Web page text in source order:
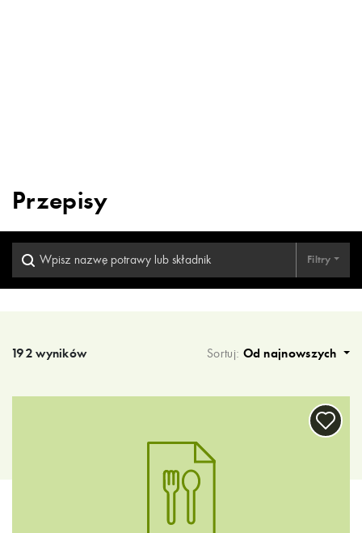
Przepisy
Filtry
192 wyników Sortuj: Od najnowszych
Wyniki wyszukiwania